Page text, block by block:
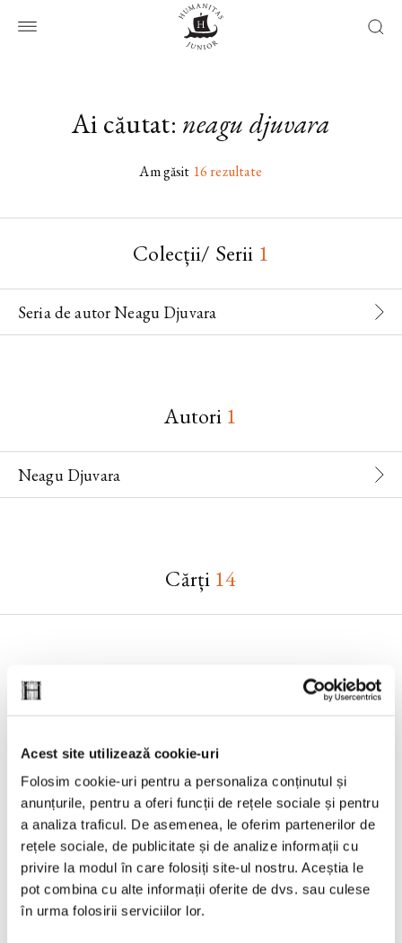
Acest site utilizează cookie-uri
Folosim cookie-uri pentru a personaliza conținutul și
anunțurile, pentru a oferi funcții de rețele sociale și pentru
a analiza traficul. De asemenea, le oferim partenerilor de
rețele sociale, de publicitate și de analize informații cu
privire la modul în care folosiți site-ul nostru. Aceștia le
pot combina cu alte informații oferite de dvs. sau culese
în urma folosirii serviciilor lor.
Ai căutat: neagu djuvara
Am găsit 16 rezultate
Colecții/ Serii 1
Seria de autor Neagu Djuvara
Autori 1
Neagu Djuvara
Cărți 14